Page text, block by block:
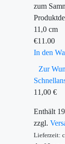
zum
11,0 cm
€11.00
In den
Zur
11,00 €
Enthält
zzgl.
Lieferzeit: